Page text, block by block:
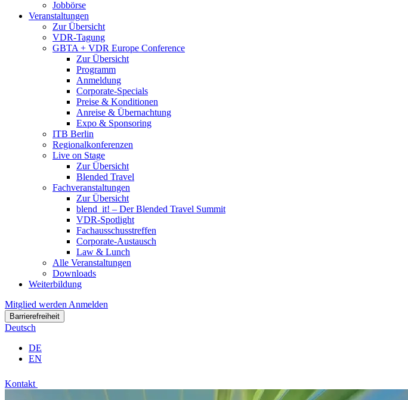
Jobbörse
Veranstaltungen
Zur Übersicht
VDR-Tagung
GBTA + VDR Europe Conference
Zur Übersicht
Programm
Anmeldung
Corporate-Specials
Preise & Konditionen
Anreise & Übernachtung
Expo & Sponsoring
ITB Berlin
Regionalkonferenzen
Live on Stage
Zur Übersicht
Blended Travel
Fachveranstaltungen
Zur Übersicht
blend_it! – Der Blended Travel Summit
VDR-Spotlight
Fachausschusstreffen
Corporate-Austausch
Law & Lunch
Alle Veranstaltungen
Downloads
Weiterbildung
Mitglied werden Anmelden
Barrierefreiheit
Deutsch
DE
EN
Kontakt